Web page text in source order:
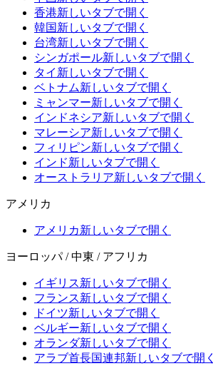
香港新しいタブで開く
韓国新しいタブで開く
台湾新しいタブで開く
シンガポール新しいタブで開く
タイ 新しいタブで開く
ベトナム新しいタブで開く
ミャンマー新しいタブで開く
インドネシア新しいタブで開く
マレーシア新しいタブで開く
フィリピン新しいタブで開く
インド新しいタブで開く
オーストラリア新しいタブで開く
アメリカ
アメリカ新しいタブで開く
ヨーロッパ / 中東 / アフリカ
イギリス新しいタブで開く
フランス新しいタブで開く
ドイツ新しいタブで開く
ベルギー新しいタブで開く
オランダ新しいタブで開く
アラブ首長国連邦新しいタブで開く